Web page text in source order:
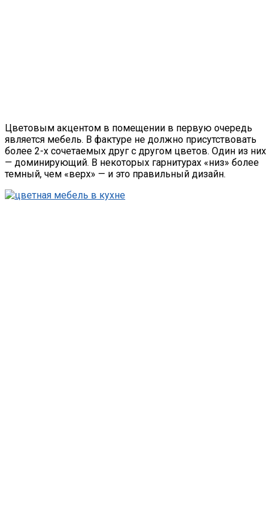
Цветовым акцентом в помещении в первую очередь
является мебель. В фактуре не должно присутствовать
более 2-х сочетаемых друг с другом цветов. Один из них
— доминирующий. В некоторых гарнитурах «низ» более
темный, чем «верх» — и это правильный дизайн.